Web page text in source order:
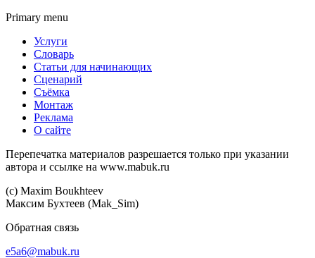
Primary menu
Услуги
Словарь
Статьи для начинающих
Сценарий
Съёмка
Монтаж
Реклама
О сайте
Перепечатка материалов разрешается только при указании
автора и ссылке на www.mabuk.ru
(c) Maхim Boukhteev
Максим Бухтеев (Mak_Sim)
Обратная связь
e5a6@mabuk.ru